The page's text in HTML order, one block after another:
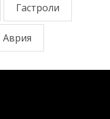
Гастроли
Аврия